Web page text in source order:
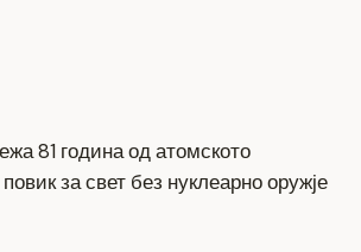
81 година од атомското
за свет без нуклеарно оружје